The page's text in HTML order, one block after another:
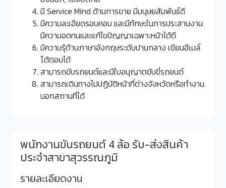
มี Service Mind ด้านการขาย มีมนุษยสัมพันธ์ดี
มีความละเอียดรอบคอบ และมีทักษะในการประสานงาน
มีความอดทนและแก้ไขปัญญาเฉพาะหน้าได้ดี
มีความรุ้ด้านภาษาอังกฤษระดับปานกลาง เขียนอีเมล์
โต้ตอบได้
สามารถขับรถยนต์และมีใบอนุญาตขับขี่รถยนต์
สามารถเดินทางไปปฏิบัติหน้าที่ต่างจังหวัดหรือทำงาน
นอกสถานที่ได้
พนักงานขับรถยนต์ 4 ล้อ รับ-ส่งสินค้า
ประจำสาขาสุวรรณภูมิ
รายละเอียดงาน